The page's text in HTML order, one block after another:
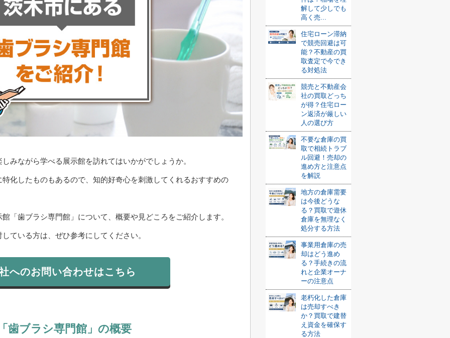
みながら学べる展示館を訪れてはいかがでしょうか。
化したものもあるので、知的好奇心を刺激してくれるおすすめの
「歯ブラシ専門館」について、概要や見どころをご紹介します。
ている方は、ぜひ参考にしてください。
へのお問い合わせはこちら
歯ブラシ専門館」の概要
解して少しでも
高く売...
住宅ローン滞納
で競売回避は可
能？不動産の買
取査定で今でき
る対処法
競売と不動産会
社の買取どっち
が得？住宅ロー
ン返済が厳しい
人の選び方
不要な倉庫の買
取で相続トラブ
ル回避！売却の
進め方と注意点
を解説
地方の倉庫需要
は今後どうな
る？買取で遊休
倉庫を無理なく
処分する方法
事業用倉庫の売
却はどう進め
る？手続きの流
れと企業オーナ
ーの注意点
老朽化した倉庫
は売却すべき
か？買取で建替
え資金を確保す
る方法